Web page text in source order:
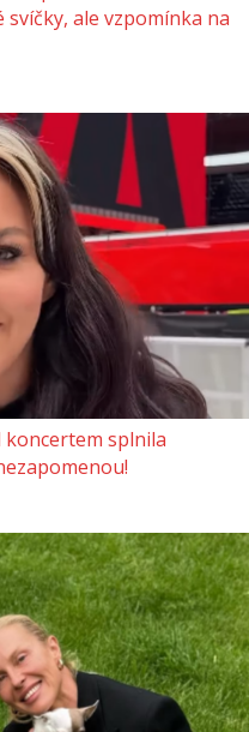
svíčky, ale vzpomínka na
koncertem splnila